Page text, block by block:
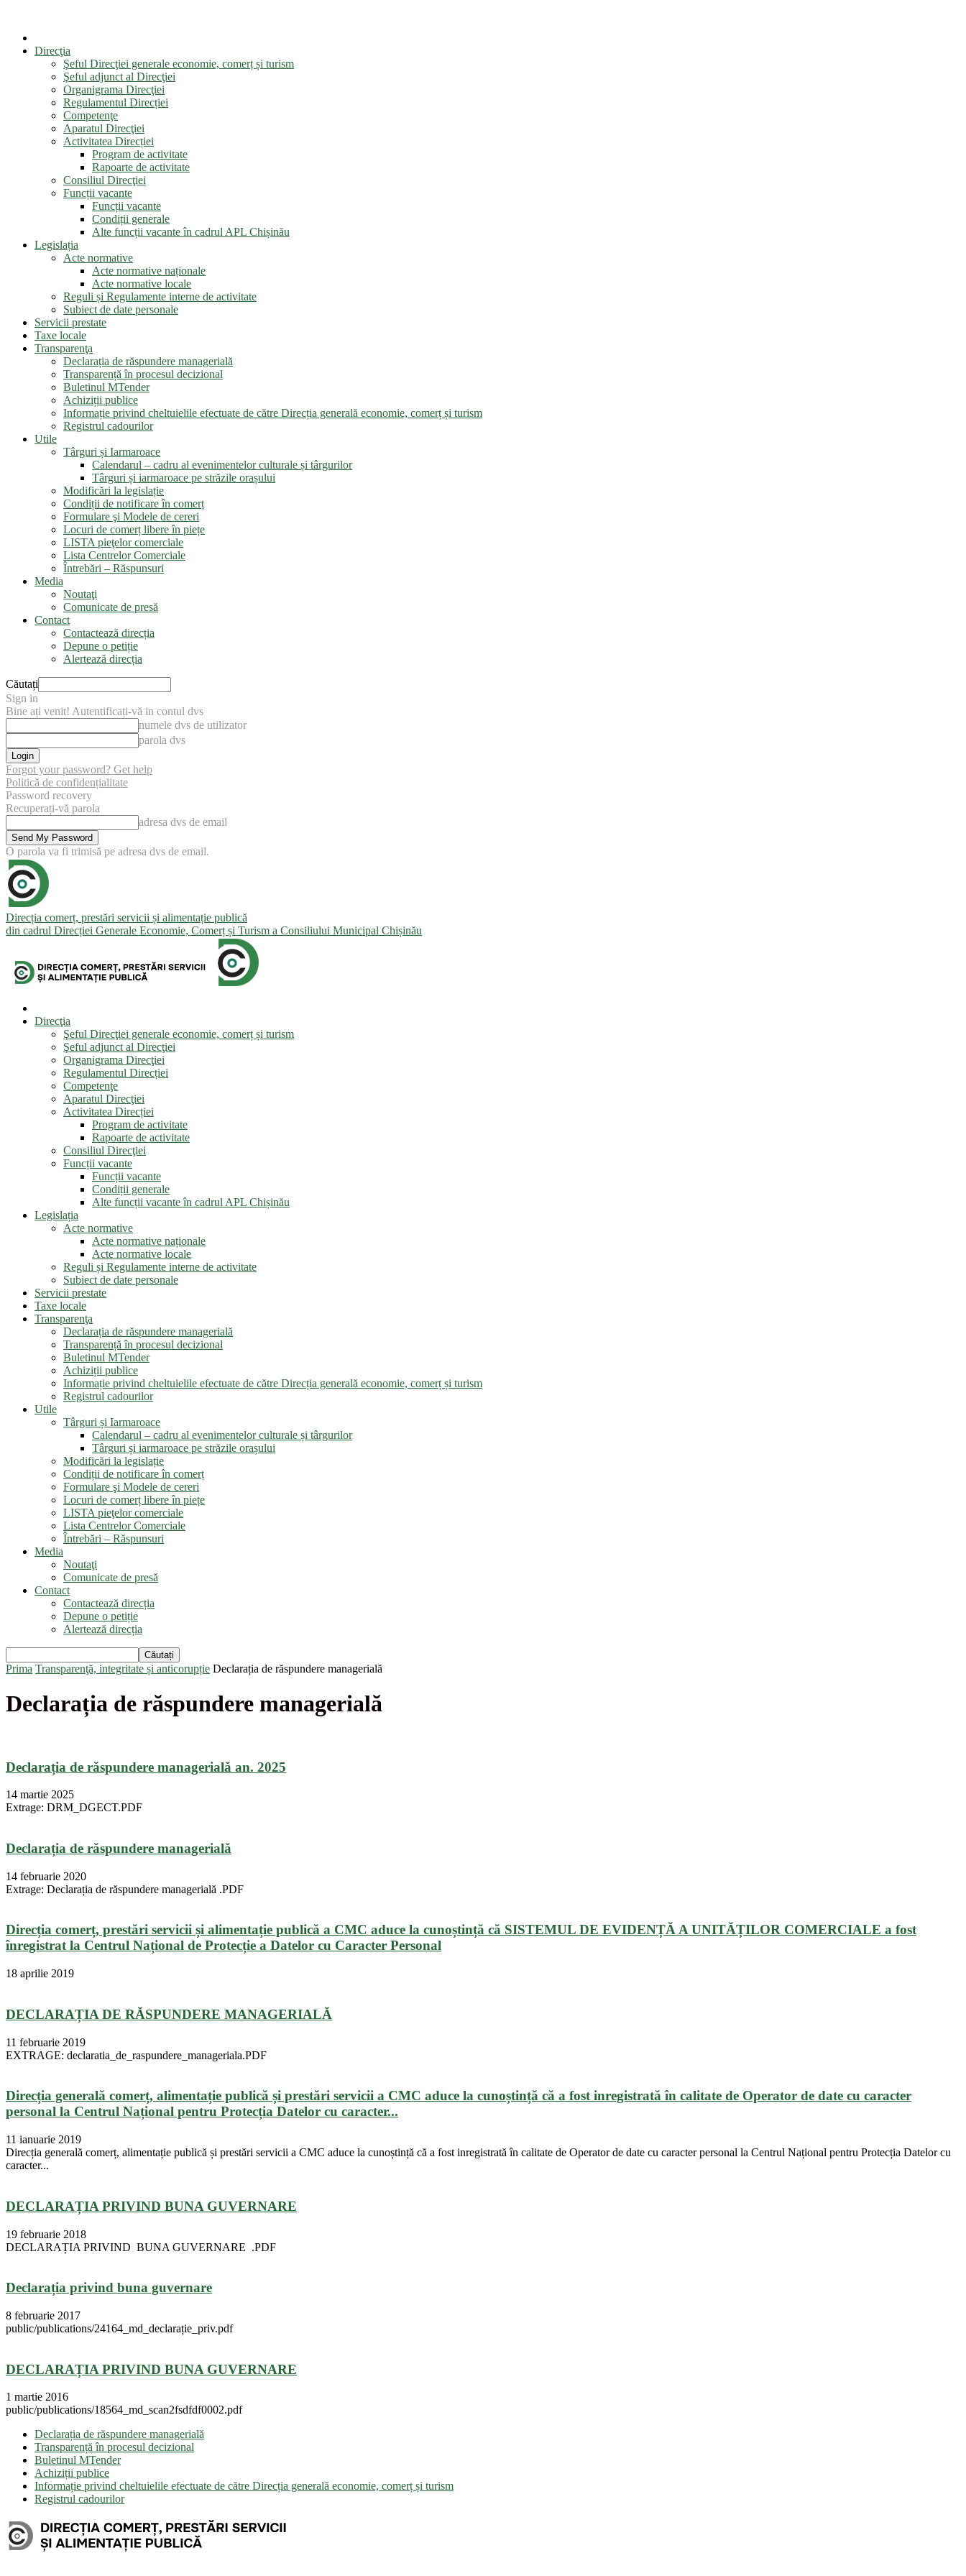
Direcţia
Şeful Direcţiei generale economie, comerț și turism
Şeful adjunct al Direcţiei
Organigrama Direcţiei
Regulamentul Direcției
Competenţe
Aparatul Direcţiei
Activitatea Direcției
Program de activitate
Rapoarte de activitate
Consiliul Direcţiei
Funcții vacante
Funcții vacante
Condiții generale
Alte funcții vacante în cadrul APL Chișinău
Legislația
Acte normative
Acte normative naționale
Acte normative locale
Reguli și Regulamente interne de activitate
Subiect de date personale
Servicii prestate
Taxe locale
Transparenţa
Declarația de răspundere managerială
Transparență în procesul decizional
Buletinul MTender
Achiziții publice
Informație privind cheltuielile efectuate de către Direcția generală economie, comerț și turism
Registrul cadourilor
Utile
Târguri și Iarmaroace
Calendarul – cadru al evenimentelor culturale și târgurilor
Târguri și iarmaroace pe străzile orașului
Modificări la legislație
Condiții de notificare în comerț
Formulare şi Modele de cereri
Locuri de comerț libere în piețe
LISTA pieţelor comerciale
Lista Centrelor Comerciale
Întrebări – Răspunsuri
Media
Noutaţi
Comunicate de presă
Contact
Contactează direcția
Depune o petiție
Alertează direcția
Căutați
Sign in
Bine ați venit! Autentificați-vă in contul dvs
numele dvs de utilizator
parola dvs
Forgot your password? Get help
Politică de confidențialitate
Password recovery
Recuperați-vă parola
adresa dvs de email
O parola va fi trimisă pe adresa dvs de email.
Direcția comerț, prestări servicii și alimentație publică
din cadrul Direcției Generale Economie, Comerț și Turism a Consiliului Municipal Chișinău
Direcţia
Şeful Direcţiei generale economie, comerț și turism
Şeful adjunct al Direcţiei
Organigrama Direcţiei
Regulamentul Direcției
Competenţe
Aparatul Direcţiei
Activitatea Direcției
Program de activitate
Rapoarte de activitate
Consiliul Direcţiei
Funcții vacante
Funcții vacante
Condiții generale
Alte funcții vacante în cadrul APL Chișinău
Legislația
Acte normative
Acte normative naționale
Acte normative locale
Reguli și Regulamente interne de activitate
Subiect de date personale
Servicii prestate
Taxe locale
Transparenţa
Declarația de răspundere managerială
Transparență în procesul decizional
Buletinul MTender
Achiziții publice
Informație privind cheltuielile efectuate de către Direcția generală economie, comerț și turism
Registrul cadourilor
Utile
Târguri și Iarmaroace
Calendarul – cadru al evenimentelor culturale și târgurilor
Târguri și iarmaroace pe străzile orașului
Modificări la legislație
Condiții de notificare în comerț
Formulare şi Modele de cereri
Locuri de comerț libere în piețe
LISTA pieţelor comerciale
Lista Centrelor Comerciale
Întrebări – Răspunsuri
Media
Noutaţi
Comunicate de presă
Contact
Contactează direcția
Depune o petiție
Alertează direcția
Prima Transparenţă, integritate și anticorupție Declarația de răspundere managerială
Declarația de răspundere managerială
Declarația de răspundere managerială an. 2025
14 martie 2025
Extrage: DRM_DGECT.PDF
Declarația de răspundere managerială
14 februarie 2020
Extrage: Declarația de răspundere managerială .PDF
Direcția comerț, prestări servicii și alimentație publică a CMC aduce la cunoștință că SISTEMUL DE EVIDENȚĂ A UNITĂȚILOR COMERCIALE a fost
înregistrat la Centrul Național de Protecție a Datelor cu Caracter Personal
18 aprilie 2019
DECLARAȚIA DE RĂSPUNDERE MANAGERIALĂ
11 februarie 2019
EXTRAGE: declaratia_de_raspundere_manageriala.PDF
Direcția generală comerț, alimentație publică și prestări servicii a CMC aduce la cunoștință că a fost inregistrată în calitate de Operator de date cu caracter
personal la Centrul Național pentru Protecția Datelor cu caracter...
11 ianuarie 2019
Direcția generală comerț, alimentație publică și prestări servicii a CMC aduce la cunoștință că a fost inregistrată în calitate de Operator de date cu caracter personal la Centrul Național pentru Protecția Datelor cu
caracter...
DECLARAȚIA PRIVIND BUNA GUVERNARE
19 februarie 2018
DECLARAȚIA PRIVIND BUNA GUVERNARE .PDF
Declarația privind buna guvernare
8 februarie 2017
public/publications/24164_md_declarație_priv.pdf
DECLARAȚIA PRIVIND BUNA GUVERNARE
1 martie 2016
public/publications/18564_md_scan2fsdfdf0002.pdf
Declarația de răspundere managerială
Transparență în procesul decizional
Buletinul MTender
Achiziții publice
Informație privind cheltuielile efectuate de către Direcția generală economie, comerț și turism
Registrul cadourilor